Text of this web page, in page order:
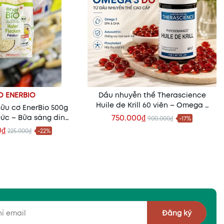
vào giỏ
ENERBIO
cơ EnerBio 500g
– Bữa sáng dinh
cả gia đình
225.000₫ -22%
Dầu nhuyễn thể Therascience
Huile de Krill 60 viên – Omega 3
hấp thu vượt trội từ
750.000₫ 900.000₫ -17%
Đăng ký